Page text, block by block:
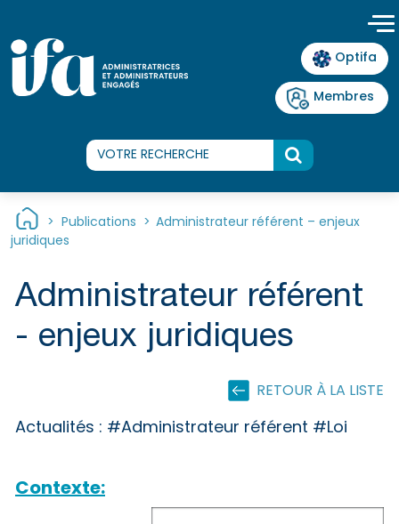
Optifa
Membres
> Publications > Administrateur référent – enjeux
juridiques
Administrateur référent
- enjeux juridiques
RETOUR À LA LISTE
Actualités : #Administrateur référent #Loi
Contexte: